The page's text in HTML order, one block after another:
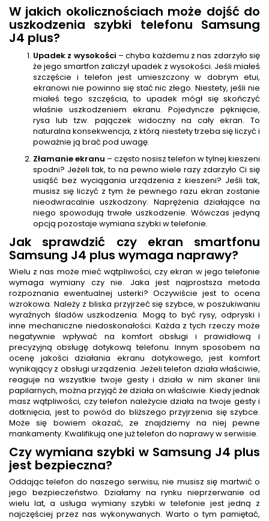
W jakich okolicznościach może dojść do
uszkodzenia szybki telefonu Samsung
J4 plus?
Upadek z wysokości – chyba każdemu z nas zdarzyło się
że jego smartfon zaliczył upadek z wysokości. Jeśli miałeś
szczęście i telefon jest umieszczony w dobrym etui,
ekranowi nie powinno się stać nic złego. Niestety, jeśli nie
miałeś tego szczęścia, to upadek mógł się skończyć
właśnie uszkodzeniem ekranu. Pojedyncze pęknięcie,
rysa lub tzw. pajączek widoczny na cały ekran. To
naturalna konsekwencja, z którą niestety trzeba się liczyć i
poważnie ją brać pod uwagę.
Złamanie ekranu – często nosisz telefon w tylnej kieszeni
spodni? Jeżeli tak, to na pewno wiele razy zdarzyło Ci się
usiąść bez wyciągania urządzenia z kieszeni? Jeśli tak,
musisz się liczyć z tym że pewnego razu ekran zostanie
nieodwracalnie uszkodzony. Naprężenia działające na
niego spowodują trwałe uszkodzenie. Wówczas jedyną
opcją pozostaje wymiana szybki w telefonie.
Jak sprawdzić czy ekran smartfonu
Samsung J4 plus wymaga naprawy?
Wielu z nas może mieć wątpliwości, czy ekran w jego telefonie
wymaga wymiany czy nie. Jaka jest najprostsza metoda
rozpoznania ewentualnej usterki? Oczywiście jest to ocena
wzrokowa. Należy z bliska przyjrzeć się szybce, w poszukiwaniu
wyraźnych śladów uszkodzenia. Mogą to być rysy, odpryski i
inne mechaniczne niedoskonałości. Każda z tych rzeczy może
negatywnie wpływać na komfort obsługi i prawidłową i
precyzyjną obsługę dotykową telefonu. Innym sposobem na
ocenę jakości działania ekranu dotykowego, jest komfort
wynikający z obsługi urządzenia. Jeżeli telefon działa właściwie,
reaguje na wszystkie twoje gesty i działa w nim skaner linii
papilarnych, można przyjąć że działa on właściwie. Kiedy jednak
masz wątpliwości, czy telefon należycie działa na twoje gesty i
dotknięcia, jest to powód do bliższego przyjrzenia się szybce.
Może się bowiem okazać, ze znajdziemy na niej pewne
mankamenty. Kwalifikują one już telefon do naprawy w serwisie.
Czy wymiana szybki w Samsung J4 plus
jest bezpieczna?
Oddając telefon do naszego serwisu, nie musisz się martwić o
jego bezpieczeństwo. Działamy na rynku nieprzerwanie od
wielu lat, a usługa wymiany szybki w telefonie jest jedną z
najczęściej przez nas wykonywanych. Warto o tym pamiętać,